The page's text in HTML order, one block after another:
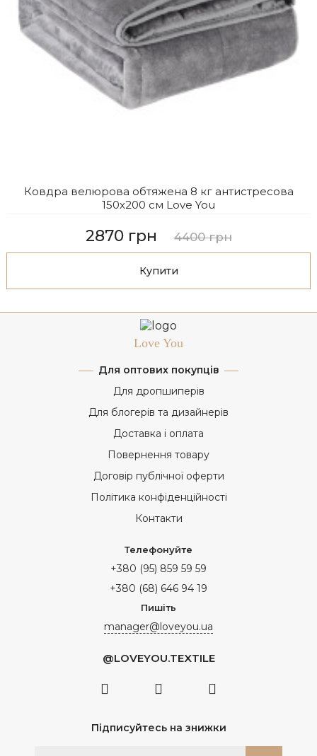
Ковдра велюрова обтяжена 8 кг антистресова
150х200 см Love You
2870 грн 4400 грн
Купити
Love You
Для оптових покупців
Для дропшиперів
Для блогерів та дизайнерів
Доставка і оплата
Повернення товару
Договір публічної оферти
Політика конфіденційності
Контакти
Телефонуйте
+380 (95) 859 59 59
+380 (68) 646 94 19
Пишіть
manager@loveyou.ua
Підписуйтесь на знижки
@LOVEYOU.TEXTILE